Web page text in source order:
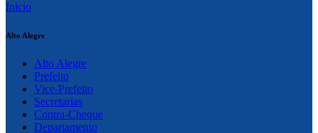
Inicio
Alto Alegre
Alto Alegre
Prefeito
Vice-Prefeito
Secretarias
Contra-Cheque
Departamento